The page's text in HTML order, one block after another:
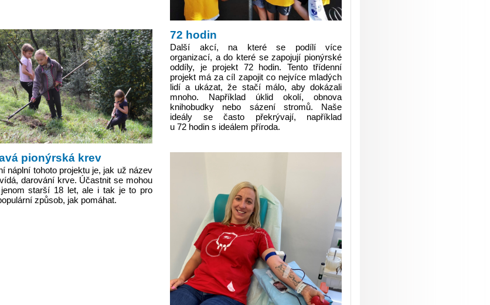
72 hodin
Další akcí, na které se podílí více
organizací, a do které se zapojují pionýrské
oddíly, je projekt 72 hodin. Tento třídenní
projekt má za cíl zapojit co nejvíce mladých
lidí a ukázat, že stačí málo, aby dokázali
mnoho. Například úklid okolí, obnova
knihobudky nebo sázení stromů. Naše
ideály se často překrývají, například
u 72 hodin s ideálem příroda.
pionýrská krev
náplní tohoto projektu je, jak už název
darování krve. Účastnit se mohou
starší 18 let, ale i tak je to pro
způsob, jak pomáhat.